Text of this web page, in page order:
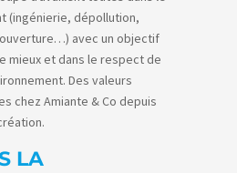
(ingénierie, dépollution,
avec un objectif
mieux et dans le respect de
Des valeurs
chez Amiante & Co depuis
LA